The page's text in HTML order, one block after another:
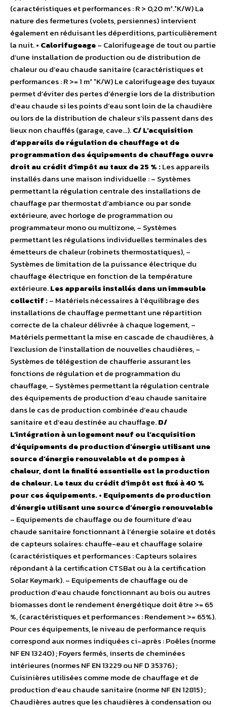
(caractéristiques et performances : R > 0,20 m².°K/W) La
nature des fermetures (volets, persiennes) intervient
également en réduisant les déperditions, particulièrement
la nuit.• Calorifugeage– Calorifugeage de tout ou partie
d’une installation de production ou de distribution de
chaleur ou d’eau chaude sanitaire (caractéristiques et
performances : R >= 1 m² °K/W) Le calorifugeage des tuyaux
permet d’éviter des pertes d’énergie lors de la distribution
d’eau chaude si les points d’eau sont loin de la chaudière
ou lors de la distribution de chaleur s’ils passent dans des
lieux non chauffés (garage, cave…).C/ L’acquisition
d’appareils de régulation de chauffage et de
programmation des équipements de chauffage ouvre
droit au crédit d’impôt au taux de 25 % :Les appareils
installés dans une maison individuelle : – Systèmes
permettant la régulation centrale des installations de
chauffage par thermostat d’ambiance ou par sonde
extérieure, avec horloge de programmation ou
programmateur mono ou multizone, – Systèmes
permettant les régulations individuelles terminales des
émetteurs de chaleur (robinets thermostatiques), –
Systèmes de limitation de la puissance électrique du
chauffage électrique en fonction de la température
extérieure.Les appareils installés dans un immeuble
collectif :– Matériels nécessaires à l’équilibrage des
installations de chauffage permettant une répartition
correcte de la chaleur délivrée à chaque logement, –
Matériels permettant la mise en cascade de chaudières, à
l’exclusion de l’installation de nouvelles chaudières, –
Systèmes de télégestion de chaufferie assurant les
fonctions de régulation et de programmation du
chauffage, – Systèmes permettant la régulation centrale
des équipements de production d’eau chaude sanitaire
dans le cas de production combinée d’eau chaude
sanitaire et d’eau destinée au chauffage.D/
L’intégration à un logement neuf ou l’acquisition
d’équipements de production d’énergie utilisant une
source d’énergie renouvelable et de pompes à
chaleur, dont la finalité essentielle est la production
de chaleur. Le taux du crédit d’impôt est fixé à 40 %
pour ces équipements.• Equipements de production
d’énergie utilisant une source d’énergie renouvelable
– Equipements de chauffage ou de fourniture d’eau
chaude sanitaire fonctionnant à l’énergie solaire et dotés
de capteurs solaires: chauffe-eau et chauffage solaire
(caractéristiques et performances : Capteurs solaires
répondant à la certification CTSBat ou à la certification
Solar Keymark). – Equipements de chauffage ou de
production d’eau chaude fonctionnant au bois ou autres
biomasses dont le rendement énergétique doit être >= 65
%, (caractéristiques et performances : Rendement >= 65%).
Pour ces équipements, le niveau de performance requis
correspond aux normes indiquées ci-après : Poêles (norme
NF EN 13240) ; Foyers fermés, inserts de cheminées
intérieures (normes NF EN 13229 ou NF D 35376) ;
Cuisinières utilisées comme mode de chauffage et de
production d’eau chaude sanitaire (norme NF EN 12815) ;
Chaudières autres que les chaudières à condensation ou